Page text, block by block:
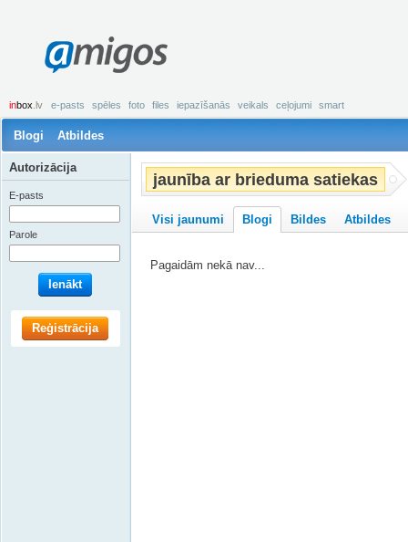
amigos
inbox .lv e-pasts spēles foto files iepazīšanās veikals ceļojumi smart
Blogi Atbildes
jaunība ar brieduma satiekas
Visi jaunumi Blogi Bildes Atbildes
Pagaidām nekā nav...
Autorizācija
E-pasts
Parole
Ienākt
Reģistrācija